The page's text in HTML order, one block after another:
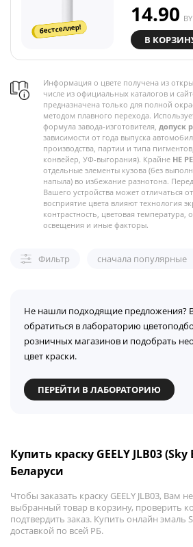
бестселлер!
14.90
В
Информация о цвете получена из
числе из официальных каталогов и
предназначена только для полной
методом плавного перехода.
формула завода-изготовителя, допуск
зависимости от года выпуска
производства, партии и типа
конвейер, УФ-выгорания). Крайне НЕ
отдельные элементы кузова (без
напыла) во избежание разнотона.
Вашего устройства может отличаться
восприятие цвета влияют технология
контрастность, цветовая температура,
освещения и иные факторы.
Фильтр сначала популярные
Не нашли подходящие предложения?
обратиться в лабораторию
розничных магазинов и подобрать
цвет краски.
ПЕРЕЙТИ В ЛАБОРАТОРИЮ
Купить краску GEELY JLB03 (Sky
Беларуси
Чтобы заказать краску GEELY JLB03, Вам
выбранный товар в корзину, проверить
подтвердить заказ. Купить онлайн эмаль
доставкой по всей РБ.